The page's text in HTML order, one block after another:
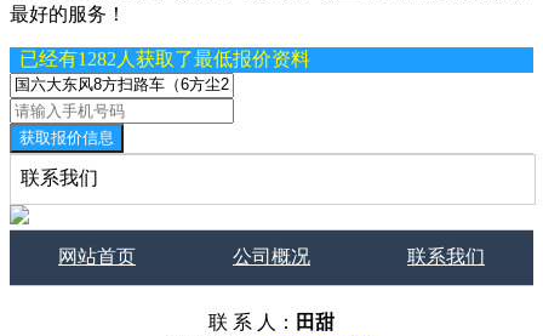
最好的服务！
已经有1282人获取了最低报价资料
获取报价信息
联系我们
网站首页 公司概况 联系我们
联 系 人： 田甜